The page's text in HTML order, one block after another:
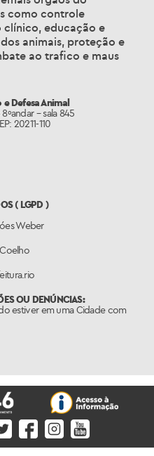
como controle
educação e
animais, proteção e
ao trafico e maus
Defesa Animal
– sala 845
20211-110
( LGPD )
Weber
OU DENÚNCIAS:
estiver em uma Cidade com